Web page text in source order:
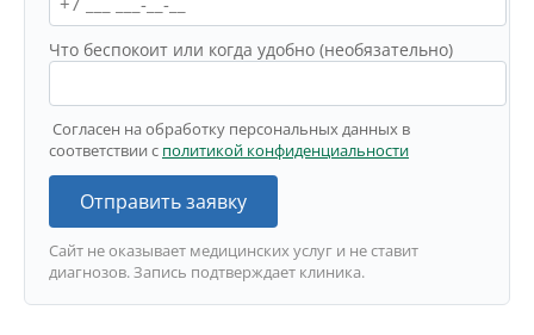
Что беспокоит или когда удобно (необязательно)
Согласен на обработку персональных данных в
соответствии с политикой конфиденциальности
Отправить заявку
Сайт не оказывает медицинских услуг и не ставит
диагнозов. Запись подтверждает клиника.